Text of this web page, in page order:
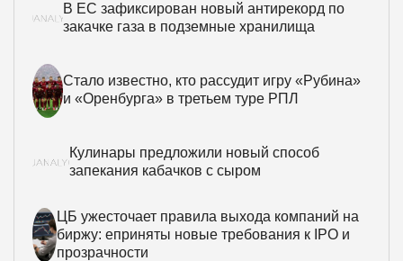
В ЕС зафиксирован новый антирекорд по
закачке газа в подземные хранилища
Стало известно, кто рассудит игру «Рубина»
и «Оренбурга» в третьем туре РПЛ
Кулинары предложили новый способ
запекания кабачков с сыром
ЦБ ужесточает правила выхода компаний на
биржу: еприняты новые требования к IPO и
прозрачности